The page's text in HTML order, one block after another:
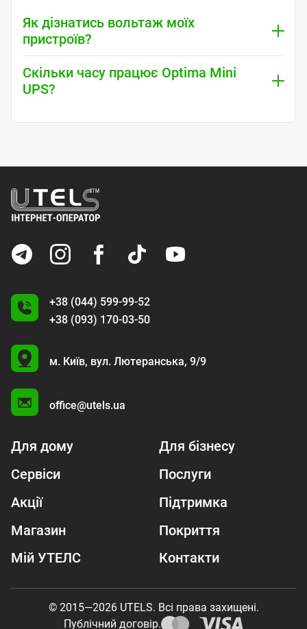
Як дізнатись вольтаж моїх
пристроїв?
Скільки часу працює Optima Mini
UPS?
+38 (044) 599-99-52
+38 (093) 170-03-50
U
м. Київ, вул. Лютеранська, 9/9
office@utels.ua
Для дому
Для бізнесу
Сервіси
Послуги
Акції
Підтримка
Магазин
Покриття
Мій УТЕЛС
Контакти
© 2015—2026 UTELS. Всі права захищені.
Публічний договір.